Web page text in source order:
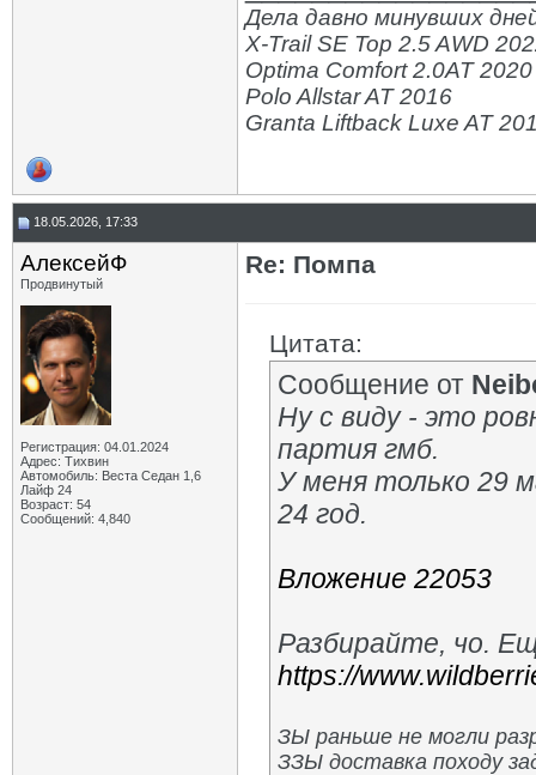
Дела давно минувших
X-Trail SE Top 2.5 AWD
Optima Comfort 2.0AT 2020
Polo Allstar AT 2016
Granta Liftback Luxe AT
18.05.2026, 17:33
АлексейФ
Продвинутый
Регистрация: 04.01.2024
Адрес: Тихвин
Автомобиль: Веста Седан 1,6
Лайф 24
Возраст: 54
Сообщений: 4,840
Re: Помпа
Цитата:
Сообщение от
Ну с виду - это
партия гмб.
У меня только 29
24 год.
Вложение 22053
Разбирайте, чо.
https://
ЗЫ раньше не могли
ЗЗЫ доставка походу